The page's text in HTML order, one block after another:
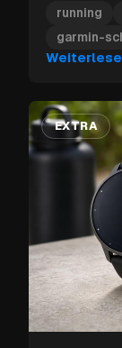
jedes
daraus
running
garmin-
EXTRA